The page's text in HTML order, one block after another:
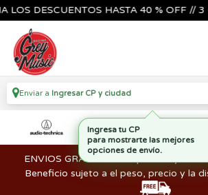
DESCUENTOS HASTA 40 % OFF // 3
Enviar a Ingresar CP y ciudad
ENVIOS GRATIS en compras mayores
Beneficio sujeto a el peso, precio y la